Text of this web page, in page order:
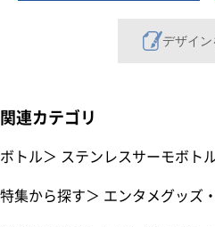
デザイン
関連カテゴリ
ボトル＞ ステンレスサーモボト
特集から探す＞ エンタメグッズ